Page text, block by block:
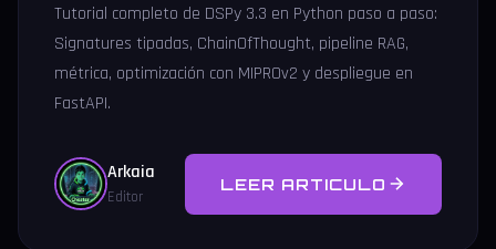
Tutorial completo de DSPy 3.3 en Python paso a paso:
Signatures tipadas, ChainOfThought, pipeline RAG,
métrica, optimización con MIPROv2 y despliegue en
FastAPI.
Arkaia
Editor
LEER ARTICULO